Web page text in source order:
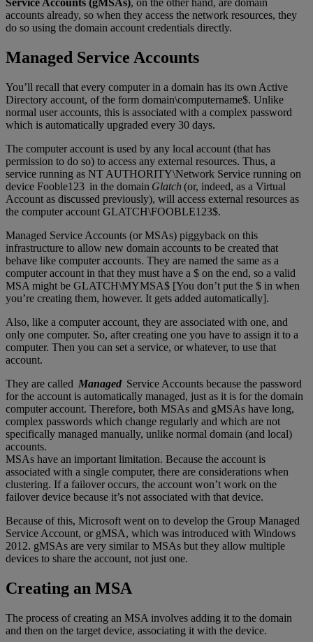
Service Accounts (gMSAs), on the other hand, are domain
accounts already, so when they access the network resources, they
do so using the domain account credentials directly.
Managed Service Accounts
You’ll recall that every computer in a domain has its own Active
Directory account, of the form domain\computername$. Unlike
normal user accounts, this is associated with a complex password
which is automatically upgraded every 30 days.
The computer account is used by any local account (that has
permission to do so) to access any external resources. Thus, a
service running as NT AUTHORITY\Network Service running on
device Fooble123 in the domain Glatch (or, indeed, as a Virtual
Account as discussed previously), will access external resources as
the computer account GLATCH\FOOBLE123$.
Managed Service Accounts (or MSAs) piggyback on this
infrastructure to allow new domain accounts to be created that
behave like computer accounts. They are named the same as a
computer account in that they must have a $ on the end, so a valid
MSA might be GLATCH\MYMSA$ [You don’t put the $ in when
you’re creating them, however. It gets added automatically].
Also, like a computer account, they are associated with one, and
only one computer. So, after creating one you have to assign it to a
computer. Then you can set a service, or whatever, to use that
account.
They are called Managed Service Accounts because the password
for the account is automatically managed, just as it is for the domain
computer account. Therefore, both MSAs and gMSAs have long,
complex passwords which change regularly and which are not
specifically managed manually, unlike normal domain (and local)
accounts.
MSAs have an important limitation. Because the account is
associated with a single computer, there are considerations when
clustering. If a failover occurs, the account won’t work on the
failover device because it’s not associated with that device.
Because of this, Microsoft went on to develop the Group Managed
Service Account, or gMSA, which was introduced with Windows
2012. gMSAs are very similar to MSAs but they allow multiple
devices to share the account, not just one.
Creating an MSA
The process of creating an MSA involves adding it to the domain
and then on the target device, associating it with the device.